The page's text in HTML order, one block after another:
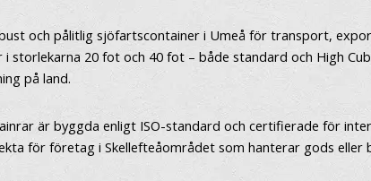
och pålitlig sjöfartscontainer i Umeå för transport,
storlekarna 20 fot och 40 fot – både standard och High
på land.
är byggda enligt ISO-standard och certifierade för
för företag i Skellefteåområdet som hanterar gods eller